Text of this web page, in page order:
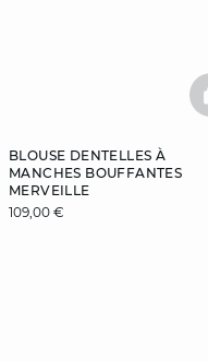
BLOUSE DENTELLES À
MANCHES BOUFFANTES
MERVEILLE
109,00 €